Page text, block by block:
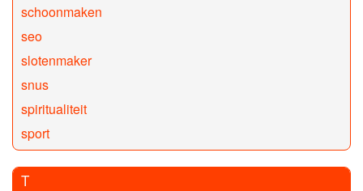
schoonmaken
seo
slotenmaker
snus
spiritualiteit
sport
T